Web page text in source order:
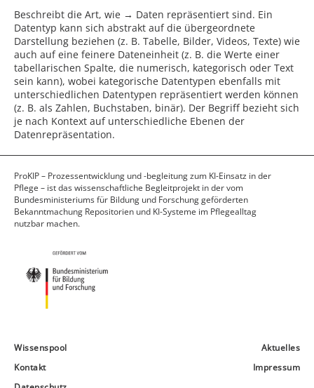
Beschreibt die Art, wie → Daten repräsentiert sind. Ein
Datentyp kann sich abstrakt auf die übergeordnete
Darstellung beziehen (z. B. Tabelle, Bilder, Videos, Texte) wie
auch auf eine feinere Dateneinheit (z. B. die Werte einer
tabellarischen Spalte, die numerisch, kategorisch oder Text
sein kann), wobei kategorische Datentypen ebenfalls mit
unterschiedlichen Datentypen repräsentiert werden können
(z. B. als Zahlen, Buchstaben, binär). Der Begriff bezieht sich
je nach Kontext auf unterschiedliche Ebenen der
Datenrepräsentation.
ProKIP – Prozessentwicklung und -begleitung zum KI-Einsatz in der
Pflege – ist das wissenschaftliche Begleitprojekt in der vom
Bundesministeriums für Bildung und Forschung geförderten
Bekanntmachung Repositorien und KI-Systeme im Pflegealltag
nutzbar machen.
Wissenspool
Aktuelles
Kontakt
Impressum